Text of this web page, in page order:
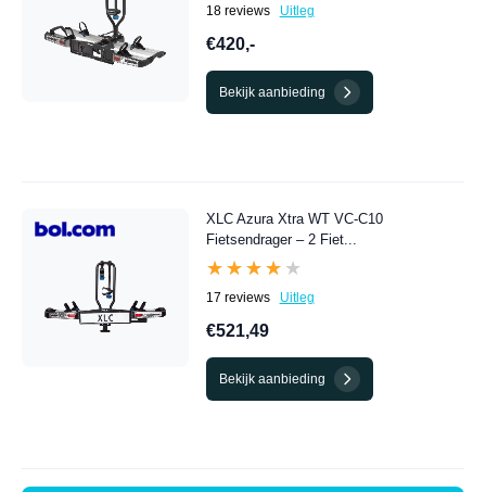
18 reviews Uitleg
€420,-
Bekijk aanbieding
XLC Azura Xtra WT VC-C10
Fietsendrager – 2 Fiet...
★★★★★
★★★★★
17 reviews Uitleg
€521,49
Bekijk aanbieding